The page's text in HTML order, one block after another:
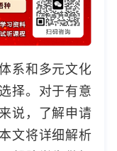
系和多元文化
择。对于有意
说，了解申请
文将详细解析